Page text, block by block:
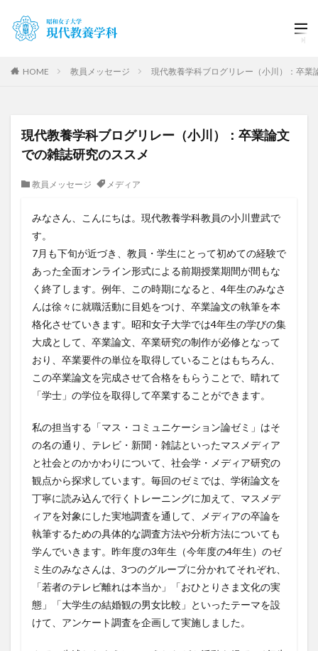
HOME 教員メッセージ 現代教養学科ブログリレー（小川）：卒業
現代教養学科ブログリレー（小川）：卒業論文
での雑誌研究のススメ
教員メッセージ メディア
みなさん、こんにちは。現代教養学科教員の小川豊武で
す。
7月も下旬が近づき、教員・学生にとって初めての経験で
あった全面オンライン形式による前期授業期間が間もな
く終了します。例年、この時期になると、4年生のみなさ
んは徐々に就職活動に目処をつけ、卒業論文の執筆を本
格化させていきます。昭和女子大学では4年生の学びの集
大成として、卒業論文、卒業研究の制作が必修となって
おり、卒業要件の単位を取得していることはもちろん、
この卒業論文を完成させて合格をもらうことで、晴れて
「学士」の学位を取得して卒業することができます。
私の担当する「マス・コミュニケーション論ゼミ」はそ
の名の通り、テレビ・新聞・雑誌といったマスメディア
と社会とのかかわりについて、社会学・メディア研究の
観点から探求しています。毎回のゼミでは、学術論文を
丁寧に読み込んで行くトレーニングに加えて、マスメデ
ィアを対象にした実地調査を通して、メディアの卒論を
執筆するための具体的な調査方法や分析方法についても
学んでいきます。昨年度の3年生（今年度の4年生）のゼ
ミ生のみなさんは、3つのグループに分かれてそれぞれ、
「若者のテレビ離れは本当か」「おひとりさま文化の実
態」「大学生の結婚観の男女比較」といったテーマを設
けて、アンケート調査を企画して実施しました。